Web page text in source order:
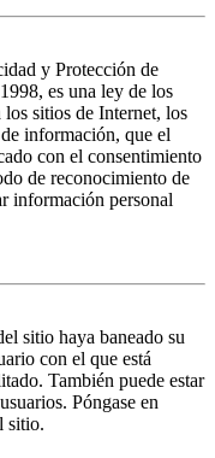
y Protección de
es una ley de los
sitios de Internet, los
información, que el
con el consentimiento
de reconocimiento de
información personal
sitio haya baneado su
con el que está
También puede estar
Póngase en
sitio.